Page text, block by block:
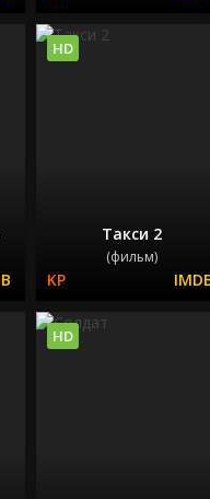
Такси 2
(фильм)
HD
HD